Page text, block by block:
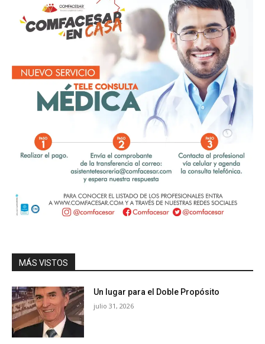
MÁS VISTOS
Un lugar para el Doble Propósito
julio 31, 2026